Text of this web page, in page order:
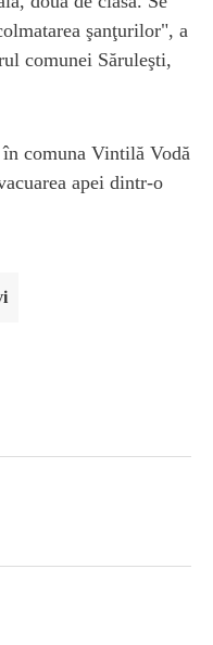
şanţurilor", a
comunei Săruleşti,
comuna Vintilă Vodă
apei dintr-o